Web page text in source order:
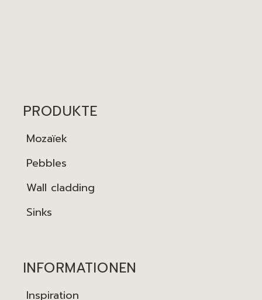
PRODUKTE
Mozaïek
Pebbles
Wall cladding
Sinks
INFORMATIONEN
Inspiration